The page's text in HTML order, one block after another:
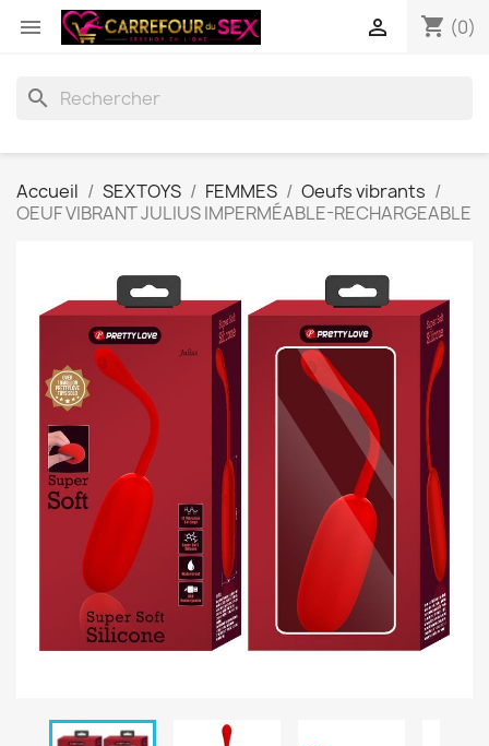
 shopping_cart (0)

search
Accueil SEXTOYS FEMMES
Oeufs vibrants
OEUF VIBRANT JULIUS IMPERMÉABLE-RECHARGEABLE